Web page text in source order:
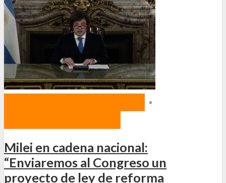
•
Milei en cadena nacional:
“Enviaremos al Congreso un
proyecto de ley de reforma